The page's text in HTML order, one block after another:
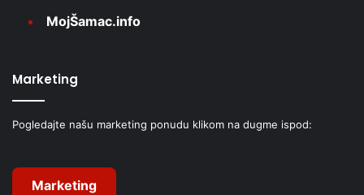
MojŠamac.info
Marketing
Pogledajte našu marketing ponudu klikom na dugme ispod:
Marketing